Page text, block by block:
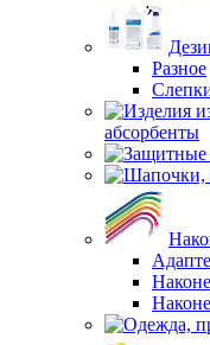
Разное
абсорбенты